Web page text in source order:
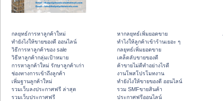
กลยุทธ์การหาลูกค้าใหม่
ทํายังไงให้ขายของดี ออนไลน์
วิธีการหาลูกค้าของ sale
วิธีหาลูกค้ากลุ่มเป้าหมาย
การหาลูกค้าใหม่ รักษาลูกค้าเก่า
ช่องทางการเข้าถึงลูกค้า
เพิ่มฐานลูกค้าใหม่
รวมเว็บลงประกาศฟรี ล่าสุด
รวมเว็บประกาศฟรี
หากลยุทธ์เพิ่มยอดขาย
ทําไงให้ลูกค้าเข้าร้านเยอะ ๆ
กลยุทธ์เพิ่มยอดขาย
เคล็ดลับขายของดี
ค้าขายไม่ดีทำอย่างไรดี
งานโพสโปรโมทงาน
ทํายังไงให้ขายของดี ออนไลน์
รวม SMFขายสินค้า
ประกาศฟรีออนไลน์